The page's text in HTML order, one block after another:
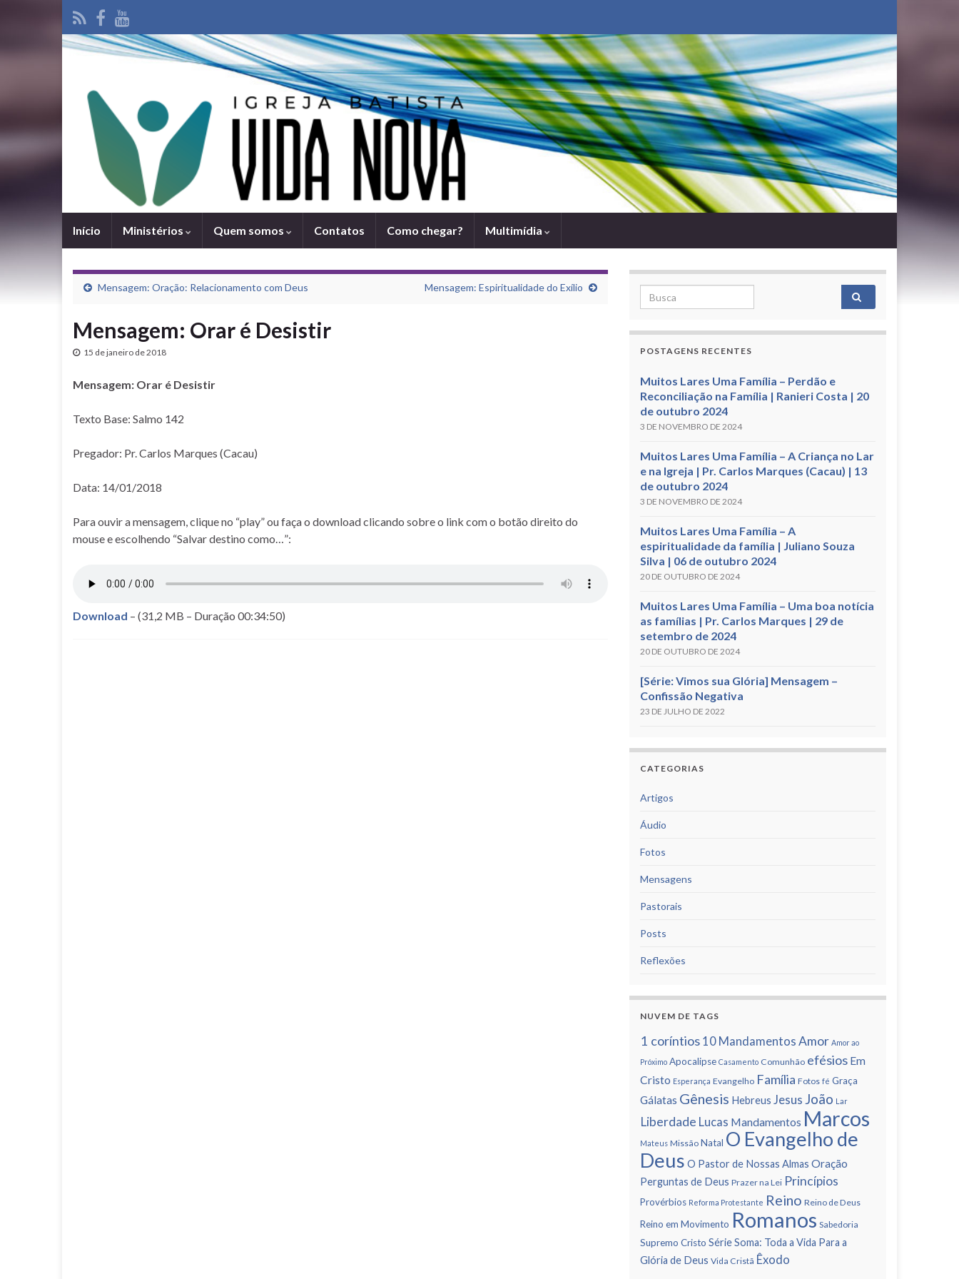
Iní­cio Ministérios Quem somos Contatos Como chegar? Multimídia
Mensagem: Oração: Relacionamento com Deus Mensagem: Espiritualidade do Exí­lio
Mensagem: Orar é Desistir
15 de janeiro de 2018
Mensagem: Orar é Desistir
Texto Base: Salmo 142
Pregador: Pr. Carlos Marques (Cacau)
Data: 14/01/2018
Para ouvir a mensagem, clique no “play” ou faça o download clicando sobre o link com o botão direito do
mouse e escolhendo “Salvar destino como…”:
Download – (31,2 MB – Duração 00:34:50)
Search for:
POSTAGENS RECENTES
Muitos Lares Uma Família – Perdão e
Reconciliação na Família | Ranieri Costa | 20
de outubro 2024
3 DE NOVEMBRO DE 2024
Muitos Lares Uma Família – A Criança no Lar
e na Igreja | Pr. Carlos Marques (Cacau) | 13
de outubro 2024
3 DE NOVEMBRO DE 2024
Muitos Lares Uma Família – A
espiritualidade da família | Juliano Souza
Silva | 06 de outubro 2024
20 DE OUTUBRO DE 2024
Muitos Lares Uma Família – Uma boa notícia
as famílias | Pr. Carlos Marques | 29 de
setembro de 2024
20 DE OUTUBRO DE 2024
[Série: Vimos sua Glória] Mensagem –
Confissão Negativa
23 DE JULHO DE 2022
CATEGORIAS
Artigos
Áudio
Fotos
Mensagens
Pastorais
Posts
Reflexões
NUVEM DE TAGS
1 corí­ntios 10 Mandamentos Amor Amor ao
Próximo Apocalipse Casamento Comunhão efésios Em
Cristo Esperança Evangelho Famí­lia Fotos fé Graça
Gálatas Gênesis Hebreus Jesus João Lar
Liberdade Lucas Mandamentos Marcos
Mateus Missão Natal O Evangelho de
Deus O Pastor de Nossas Almas Oração
Perguntas de Deus Prazer na Lei Princí­pios
Provérbios Reforma Protestante Reino Reino de Deus
Reino em Movimento Romanos Sabedoria
Supremo Cristo Série Soma: Toda a Vida Para a
Glória de Deus Vida Cristã Êxodo